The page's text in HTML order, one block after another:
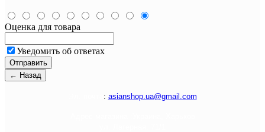
Оценка для товара
Уведомить об ответах
: asianshop.ua@gmail.com